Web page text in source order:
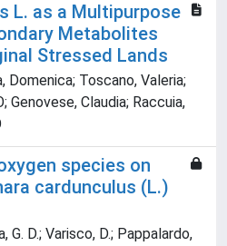
L. as a Multipurpose
Metabolites
Stressed Lands
Domenica; Toscano, Valeria;
Genovese, Claudia; Raccuia,
species on
cardunculus (L.)
G. D.; Varisco, D.; Pappalardo,